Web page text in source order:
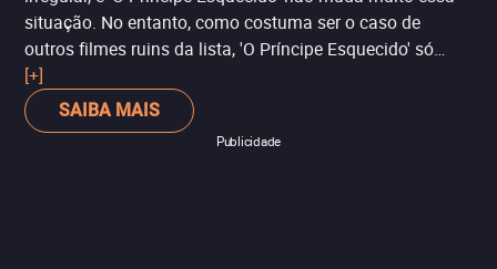
situação. No entanto, como costuma ser o caso de
outros filmes ruins da lista, 'O Príncipe Esquecido' só
ganha força pela presença de Sy. Aqui o vemos em um
papel que ainda exala carisma, mas por efeitos mais
melancólicos: o de um pai que, após ser o “príncipe” da
[+]
SAIBA MAIS
Publicidade